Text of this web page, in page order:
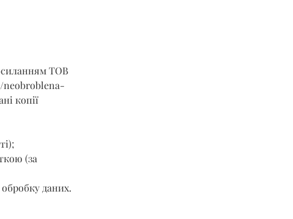
ТОВ
neobroblena-
копії
(за
даних.